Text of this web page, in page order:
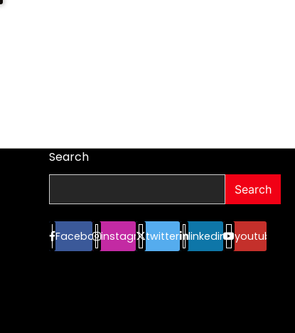
Search
Search
Facebookinstagramtwitter linkedin youtube